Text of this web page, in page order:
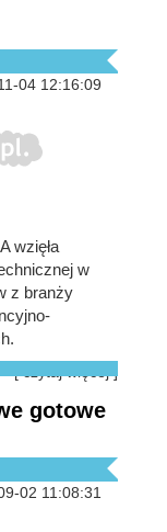
04 12:16:09
wzięła
w
z branży
gotowe
02 11:08:31